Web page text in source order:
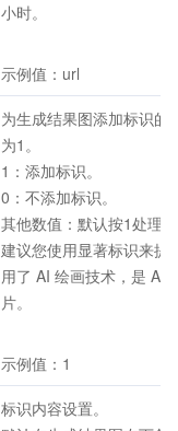
小时。
示例值：url
为生成结果图添加标识的
为1。
1：添加标识。
0：不添加标识。
其他数值：默认按1处理。
建议您使用显著标识来提
用了 AI 绘画技术，是 AI
片。
示例值：1
标识内容设置。